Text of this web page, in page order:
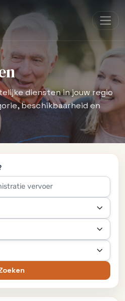
diensten in jouw regio
beschikbaarheid en